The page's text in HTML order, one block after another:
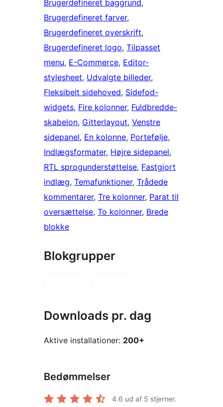
Brugerdefineret baggrund
Brugerdefineret farver
Brugerdefineret overskrift
Brugerdefineret logo, Tilpasset
menu, E-Commerce, Editor-
stylesheet, Udvalgte billeder
Fleksibelt sidehoved, Sidefod-
widgets, Fire kolonner, Fuldbredde-
skabelon, Gitterlayout, Venstre
sidepanel, En kolonne, Portefølje
Indlægsformater, Højre sidepanel
RTL sprogunderstøttelse, Fastgjort
indlæg, Temafunktioner, Trådede
kommentarer, Tre kolonner, Parat til
oversættelse, To kolonner, Brede
blokke
Blokgrupper
Downloads pr. dag
Aktive installationer: 200+
Bedømmelser
4.6 ud af 5 stjerner.